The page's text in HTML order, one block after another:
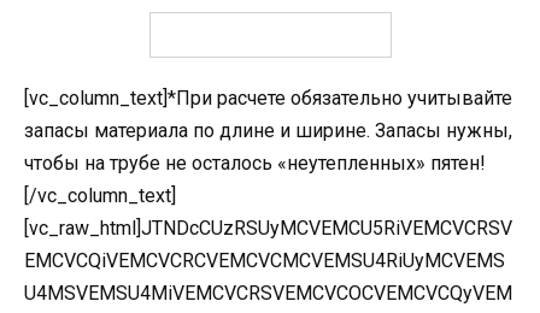
[vc_column_text]*При расчете обязательно учитывайте
запасы материала по длине и ширине. Запасы нужны,
чтобы на трубе не осталось «неутепленных» пятен!
[/vc_column_text]
[vc_raw_html]JTNDcCUzRSUyMCVEMCU5RiVEMCVCRSV
EMCVCQiVEMCVCRCVEMCVCMCVEMSU4RiUyMCVEMS
U4MSVEMSU4MiVEMCVCRSVEMCVCOCVEMCVCQyVEM